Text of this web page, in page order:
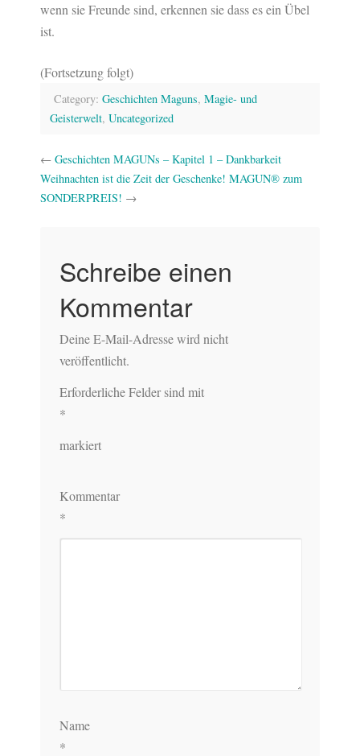
wenn sie Freunde sind, erkennen sie dass es ein Übel
ist.
(Fortsetzung folgt)
Category: Geschichten Maguns, Magie- und
Geisterwelt, Uncategorized
← Geschichten MAGUNs – Kapitel 1 – Dankbarkeit
Weihnachten ist die Zeit der Geschenke! MAGUN® zum
SONDERPREIS! →
Schreibe einen
Kommentar
Deine E-Mail-Adresse wird nicht
veröffentlicht.
Erforderliche Felder sind mit
*
markiert
Kommentar
*
Name
*